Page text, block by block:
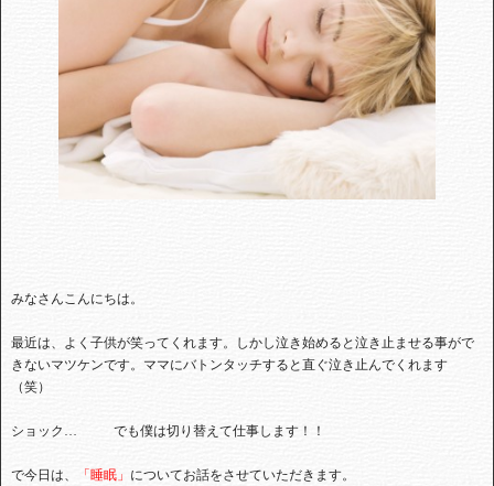
みなさんこんにちは。
最近は、よく子供が笑ってくれます。しかし泣き始めると泣き止ませる事がで
きないマツケンです。ママにバトンタッチすると直ぐ泣き止んでくれます
（笑）
ショック… でも僕は切り替えて仕事します！！
で今日は、 「睡眠」 についてお話をさせていただきます。